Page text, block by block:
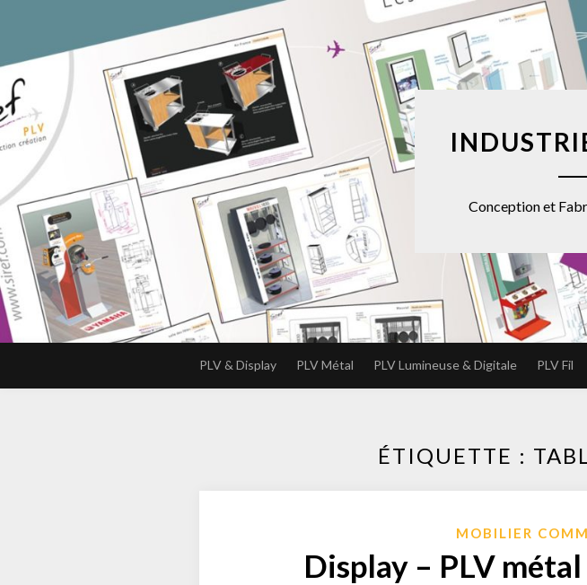
Conception et
PLV & Display PLV Métal PLV Lumineuse & Digitale PLV Fil
ÉTIQUETTE :
MOBILIER
Display – PLV